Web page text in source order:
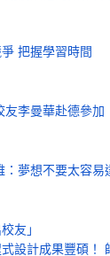
把握學習時間
李曼華赴德參
：夢想不要太容易
友」
設計成果豐碩！